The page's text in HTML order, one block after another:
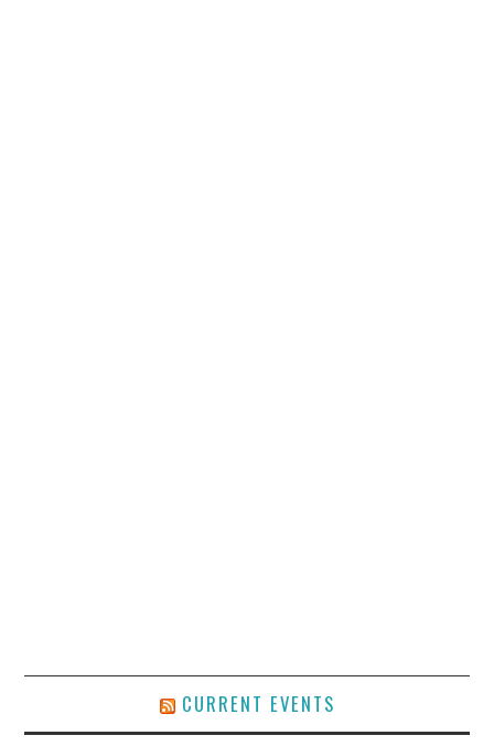
CURRENT EVENTS